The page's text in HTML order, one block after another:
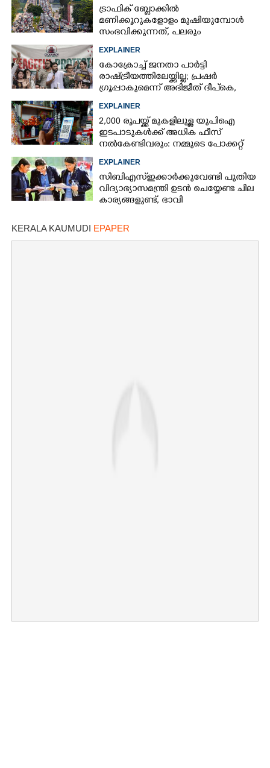
ട്രാഫിക് ബ്ലോക്കിൽ
മണിക്കൂറുകളോളം മുഷിയുമ്പോൾ
സംഭവിക്കുന്നത്, പലരും
തളർന്നുപോകുന്നതിന്റെ കാരണം
ഇതാണ്
EXPLAINER
കോക്രോച്ച് ജനതാ പാർട്ടി
രാഷ്ട്രീയത്തിലേയ്ക്കില്ല; പ്രഷർ
ഗ്രൂപ്പാകുമെന്ന് അഭിജീത് ദീപ്‌കെ,
എന്താണിതിനർത്ഥം?
EXPLAINER
2,000 രൂപയ്ക്ക് മുകളിലുള്ള യുപിഐ
ഇടപാടുകൾക്ക് അധിക ഫീസ്
നൽകേണ്ടിവരും: നമ്മുടെ പോക്കറ്റ്
കീറുമോ?
EXPLAINER
സിബിഎസ്ഇക്കാർക്കുവേണ്ടി പുതിയ
വിദ്യാഭ്യാസമന്ത്രി ഉടൻ ചെയ്യേണ്ട ചില
കാര്യങ്ങളുണ്ട്, ഭാവി
വിദ്യാർത്ഥികൾ
KERALA KAUMUDI EPAPER
Share this link